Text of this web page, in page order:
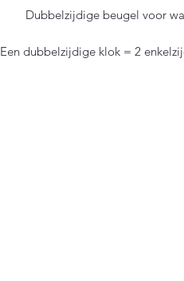
Dubbelzijdige beugel voor
Een dubbelzijdige klok = 2